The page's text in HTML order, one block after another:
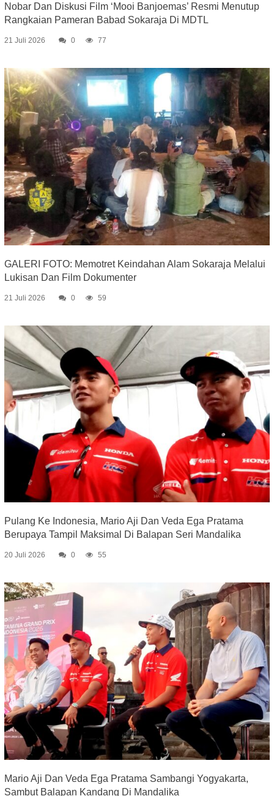
Nobar Dan Diskusi Film ‘Mooi Banjoemas’ Resmi Menutup
Rangkaian Pameran Babad Sokaraja Di MDTL
21 Juli 2026 0 77
GALERI FOTO: Memotret Keindahan Alam Sokaraja Melalui
Lukisan Dan Film Dokumenter
21 Juli 2026 0 59
Pulang Ke Indonesia, Mario Aji Dan Veda Ega Pratama
Berupaya Tampil Maksimal Di Balapan Seri Mandalika
20 Juli 2026 0 55
Mario Aji Dan Veda Ega Pratama Sambangi Yogyakarta,
Sambut Balapan Kandang Di Mandalika